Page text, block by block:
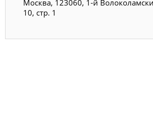
Москва, 123060, 1-й
10, стр. 1